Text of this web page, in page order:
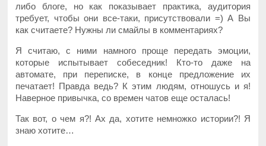
либо блоге, но как показывает практика, аудитория
требует, чтобы они все-таки, присутствовали =) А Вы
как считаете? Нужны ли смайлы в комментариях?
Я считаю, с ними намного проще передать эмоции,
которые испытывает собеседник! Кто-то даже на
автомате, при переписке, в конце предложение их
печатает! Правда ведь? К этим людям, отношусь и я!
Наверное привычка, со времен чатов еще осталась!
Так вот, о чем я?! Ах да, хотите немножко истории?! Я
знаю хотите…